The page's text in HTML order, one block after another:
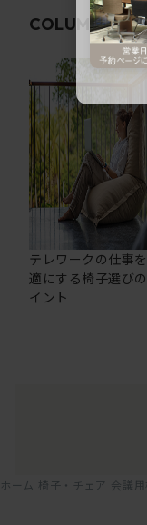
COLUMN関連
テレワークの仕事
適にする椅子選び
イント
ホーム 椅子・チェア 会議